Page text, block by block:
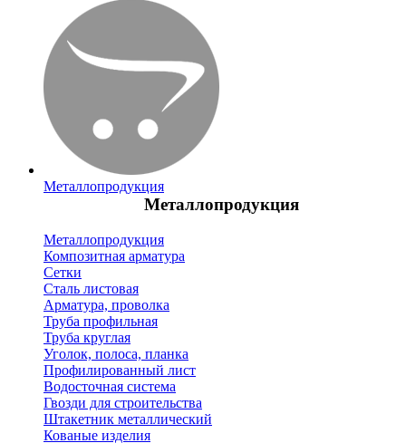
Металлопродукция
Металлопродукция
Металлопродукция
Композитная арматура
Сетки
Сталь листовая
Арматура, проволка
Труба профильная
Труба круглая
Уголок, полоса, планка
Профилированный лист
Водосточная система
Гвозди для строительства
Штакетник металлический
Кованые изделия